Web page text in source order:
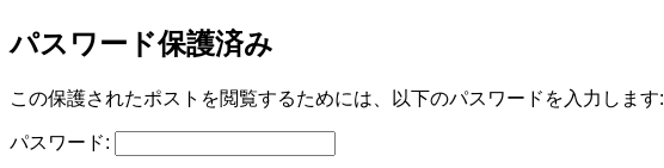
パスワード保護済み
この保護されたポストを閲覧するためには、以下のパスワードを入力します:
パスワード: